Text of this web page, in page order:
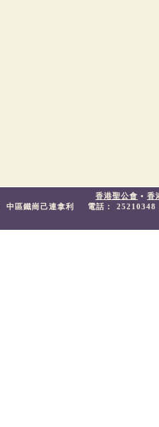
香港聖公會 • 香
中區鐵崗己連拿利 電話： 25210348